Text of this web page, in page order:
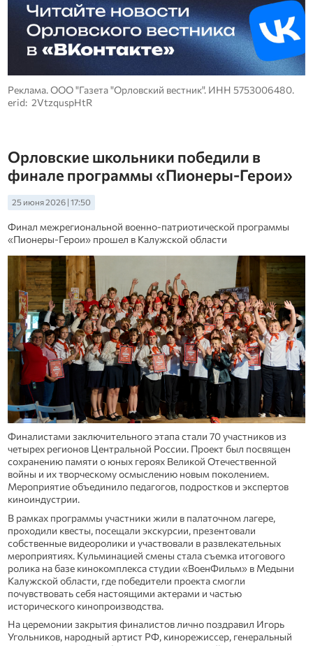
Реклама. ООО "Газета "Орловский вестник". ИНН 5753006480.
erid: 2VtzquspHtR
Орловские школьники победили в
финале программы «Пионеры-Герои»
25 июня 2026 | 17:50
Финал межрегиональной военно-патриотической программы
«Пионеры-Герои» прошел в Калужской области
Финалистами заключительного этапа стали 70 участников из
четырех регионов Центральной России. Проект был посвящен
сохранению памяти о юных героях Великой Отечественной
войны и их творческому осмыслению новым поколением.
Мероприятие объединило педагогов, подростков и экспертов
киноиндустрии.
В рамках программы участники жили в палаточном лагере,
проходили квесты, посещали экскурсии, презентовали
собственные видеоролики и участвовали в развлекательных
мероприятиях. Кульминацией смены стала съемка итогового
ролика на базе кинокомплекса студии «ВоенФильм» в Медыни
Калужской области, где победители проекта смогли
почувствовать себя настоящими актерами и частью
исторического кинопроизводства.
На церемонии закрытия финалистов лично поздравил Игорь
Угольников, народный артист РФ, кинорежиссер, генеральный